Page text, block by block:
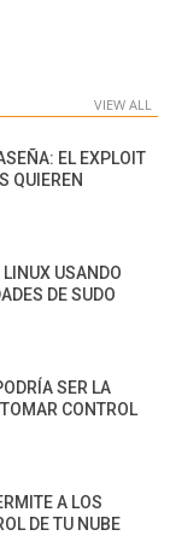
VIEW ALL
EL EXPLOIT
QUIEREN
USANDO
DE SUDO
SER LA
CONTROL
A LOS
DE TU NUBE